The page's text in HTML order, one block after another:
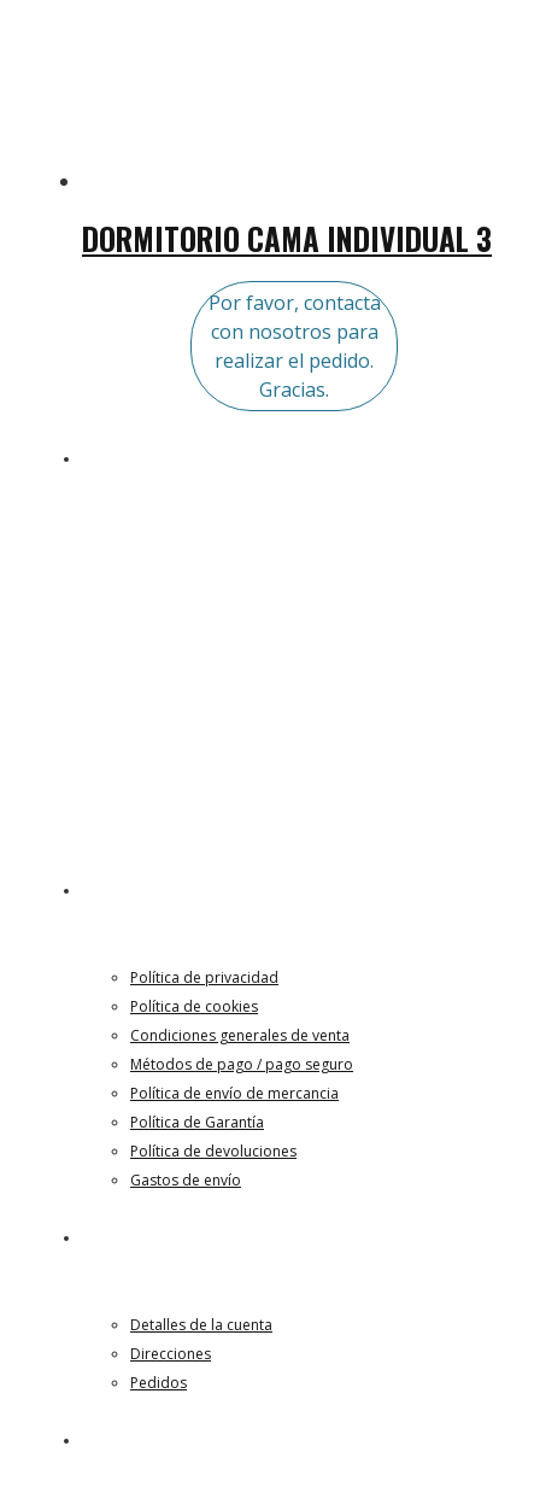
DORMITORIO CAMA INDIVIDUAL 3
Por favor, contacta
con nosotros para
realizar el pedido.
Gracias.
Política de privacidad
Política de cookies
Condiciones generales de venta
Métodos de pago / pago seguro
Política de envío de mercancia
Política de Garantía
Política de devoluciones
Gastos de envío
Detalles de la cuenta
Direcciones
Pedidos